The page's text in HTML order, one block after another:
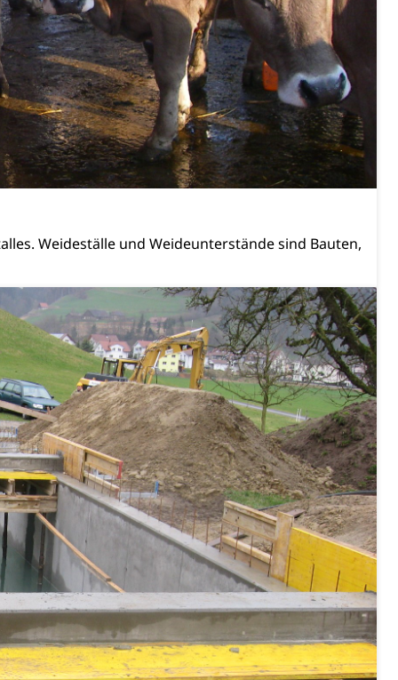
Weideställe und Weideunterstände sind Bauten,
mit Behinderungen
Konkursämter
Parteien, Grundfreiheiten, Pluralismus
Verrechnungssteuer, Quellensteuer,
Gewerbesteuer, Vergnügungssteuer,
und Kapitalsteuer
Beschwerdestelle Spitäler
Kriminalität